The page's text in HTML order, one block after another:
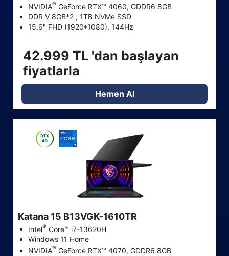
NVIDIA® GeForce RTX™ 4060, GDDR6 8GB
DDR V 8GB*2 ; 1TB NVMe SSD
15.6" FHD (1920*1080), 144Hz
42.999 TL 'dan başlayan
fiyatlarla
Hemen Al
Katana 15 B13VGK-1610TR
Intel® Core™ i7-13620H
Windows 11 Home
NVIDIA® GeForce RTX™ 4070, GDDR6 8GB